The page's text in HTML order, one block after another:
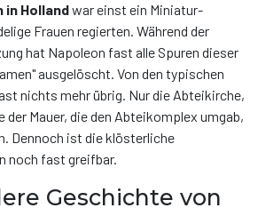
in Hollandwar einst ein Miniatur-
Frauen regierten. Während der
hat Napoleon fast alle Spuren dieser
ausgelöscht. Von den typischen
nichts mehr übrig. Nur die Abteikirche,
der Mauer, die den Abteikomplex umgab,
Dennoch ist die klösterliche
noch fast greifbar.
Geschichte von